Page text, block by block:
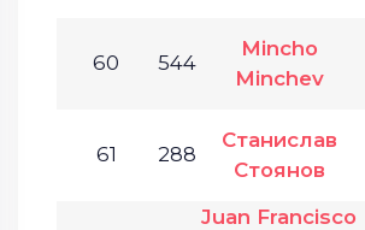
60 544
Mincho
Minchev
61 288
Станислав
Стоянов
Juan Francisco